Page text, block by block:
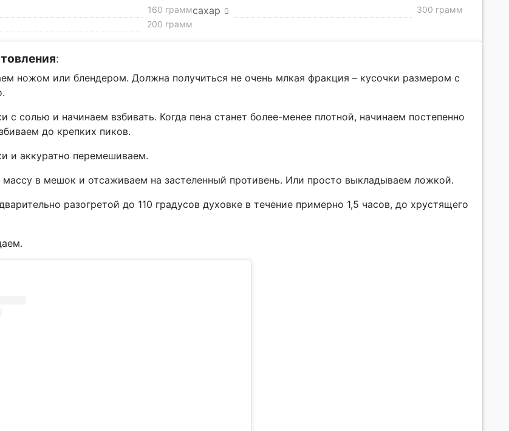
160 граммсахар 300 грамм
200 грамм
:
ножом или блендером. Должна получиться не очень млкая фракция – кусочки размером с
с солью и начинаем взбивать. Когда пена станет более-менее плотной, начинаем постепенно
до крепких пиков.
и аккуратно перемешиваем.
в мешок и отсаживаем на застеленный противень. Или просто выкладываем ложкой.
разогретой до 110 градусов духовке в течение примерно 1,5 часов, до хрустящего